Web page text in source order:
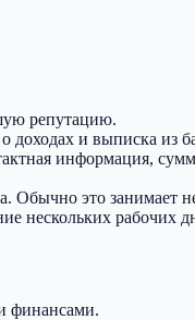
репутацию.
и выписка из
информация,
Обычно это занимает
нескольких рабочих
финансами.